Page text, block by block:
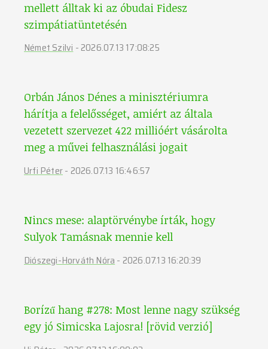
mellett álltak ki az óbudai Fidesz
szimpátiatüntetésén
Német Szilvi- 2026.07.13 17:08:25
Orbán János Dénes a minisztériumra
hárítja a felelősséget, amiért az általa
vezetett szervezet 422 millióért vásárolta
meg a művei felhasználási jogait
Urfi Péter- 2026.07.13 16:46:57
Nincs mese: alaptörvénybe írták, hogy
Sulyok Tamásnak mennie kell
Diószegi-Horváth Nóra- 2026.07.13 16:20:39
Borízű hang #278: Most lenne nagy szükség
egy jó Simicska Lajosra! [rövid verzió]